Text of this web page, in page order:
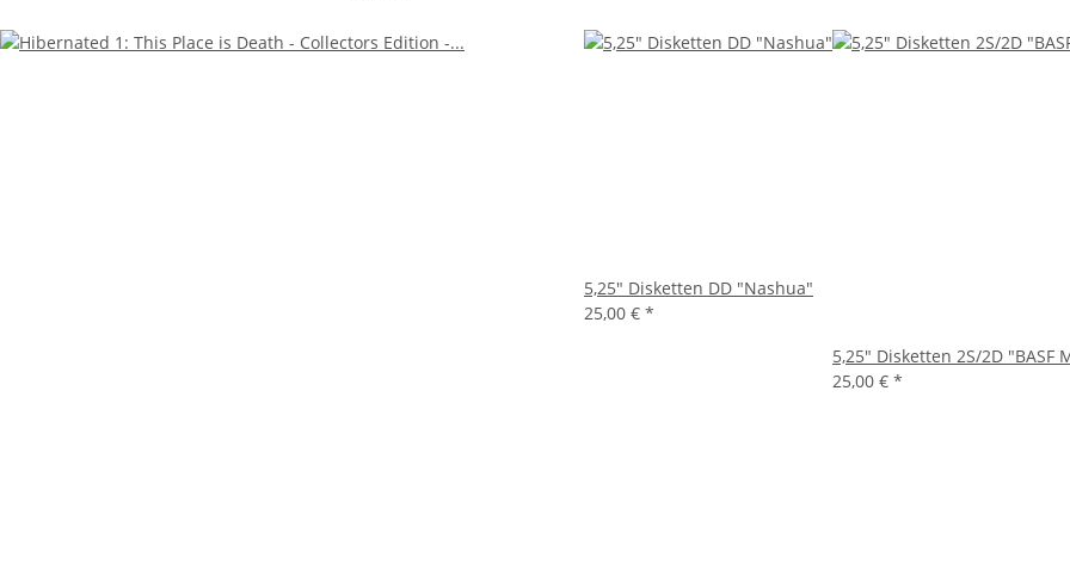
5,25" Disketten DD "Nashua"
25,00 € *
5,25" Disketten 2S/2D "BASF
25,00 € *